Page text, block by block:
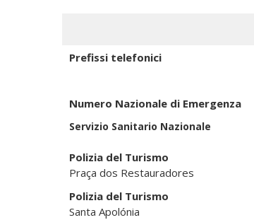
Prefissi telefonici
Numero Nazionale di Emergenza
Servizio Sanitario Nazionale
Polizia del Turismo
Praça dos Restauradores
Polizia del Turismo
Santa Apolónia